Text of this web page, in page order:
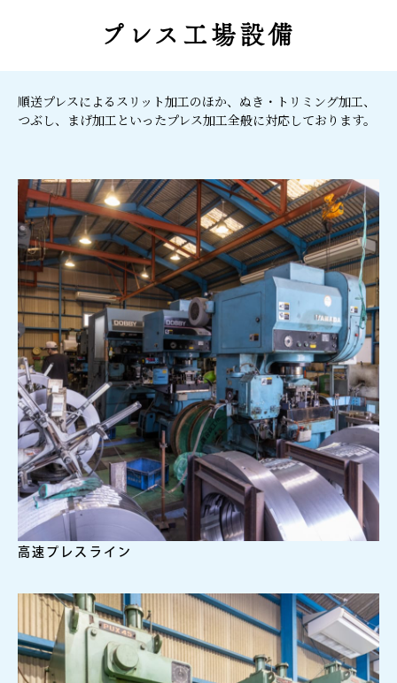
プレス工場設備
順送プレスによるスリット加工のほか、ぬき・トリミング加工、
つぶし、まげ加工といったプレス加工全般に対応しております。
高速プレスライン